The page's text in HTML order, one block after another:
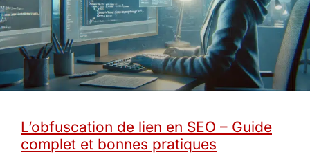
L’obfuscation de lien en SEO – Guide
complet et bonnes pratiques